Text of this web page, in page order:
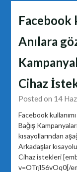
Facebook
Anılara
Cihaz
Posted on 14
Facebook
Bağış
kısayollarından
Arkadaşlar
Cihaz istekleri
v=OTrjl56vOq0[/